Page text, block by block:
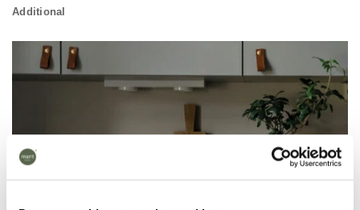
Additional